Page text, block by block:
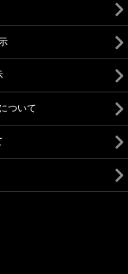
ついて